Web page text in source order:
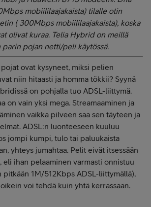
mobiililaajakaista) tilalle otin
( 300Mbps mobiililaajakaista), koska
olivat kuraa. Telia Hybrid on meillä
parin pojan netti/peli käytössä.
ovat kysyneet, miksi pelien
niin hitaasti ja homma tökkii? Syynä
on pohjalla tuo ADSL-liittymä.
on vain yksi mega. Streamaaminen ja
vaikka pilveen saa sen täyteen ja
ADSL:n luonteeseen kuuluu
jompi kumpi, tulo tai paluukaista
yhteys jumahtaa. Pelit eivät itsessään
eli ihan pelaaminen varmasti onnistuu
1M/512Kbps ADSL-liittymällä),
voi tehdä kuin yhtä kerrassaan.